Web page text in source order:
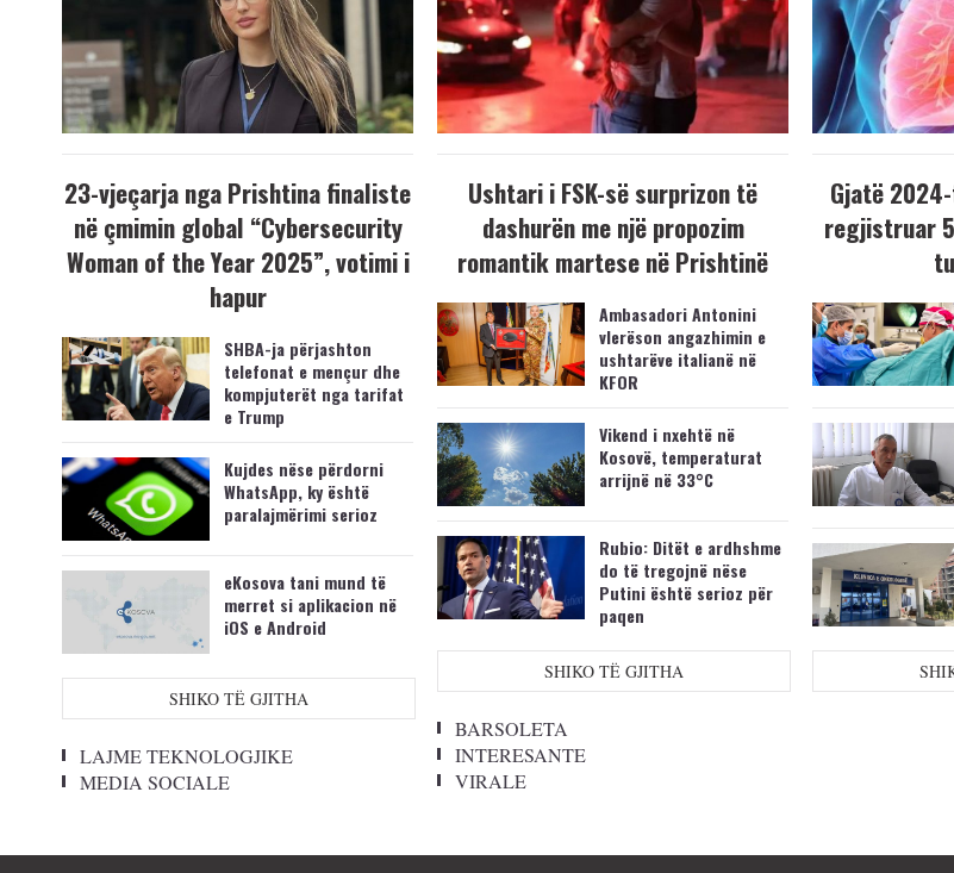
23-vjeçarja nga Prishtina finaliste
në çmimin global “Cybersecurity
Woman of the Year 2025”, votimi i
hapur
SHBA-ja përjashton
telefonat e mençur dhe
kompjuterët nga tarifat
e Trump
Kujdes nëse përdorni
WhatsApp, ky është
paralajmërimi serioz
eKosova tani mund të
merret si aplikacion në
iOS e Android
SHIKO TË GJITHA
LAJME TEKNOLOGJIKE
MEDIA SOCIALE
Ushtari i FSK-së surprizon të
dashurën me një propozim
romantik martese në Prishtinë
Ambasadori Antonini
vlerëson angazhimin e
ushtarëve italianë në
KFOR
Vikend i nxehtë në
Kosovë, temperaturat
arrijnë në 33°C
Rubio: Ditët e ardhshme
do të tregojnë nëse
Putini është serioz për
paqen
SHIKO TË GJITHA
BARSOLETA
INTERESANTE
VIRALE
Gjatë
regjistruar